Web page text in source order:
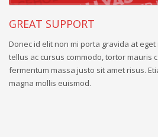
GREAT SUPPORT
Donec id elit non mi porta gravida at
tellus ac cursus commodo, tortor mauris
fermentum massa justo sit amet risus.
magna mollis euismod.